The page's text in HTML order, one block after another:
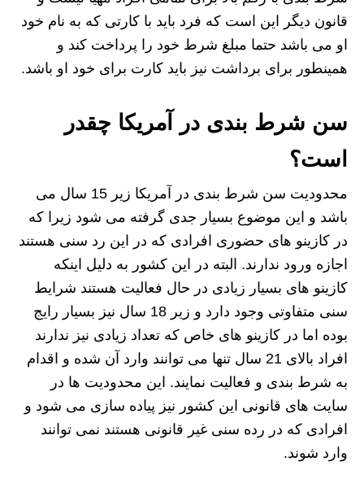
قانون دیگر این است که فرد باید با کارتی که به نام خود
او می باشد حتما مبلغ شرط خود را پرداخت کند و
همینطور برای برداشت نیز باید کارت برای خود او باشد.
سن شرط بندی در آمریکا چقدر
است؟
محدودیت سن شرط بندی در آمریکا زیر 15 سال می
باشد و این موضوع بسیار جدی گرفته می شود زیرا که
در کازینو های حضوری افرادی که در این رد سنی هستند
اجازه ورود ندارند. البته در این کشور به دلیل اینکه
کازینو های بسیار زیادی در حال فعالیت هستند شرایط
سنی متفاوتی وجود دارد و زیر 18 سال نیز بسیار رایج
بوده اما در کازینو های خاص که تعداد زیادی نیز ندارند
افراد بالای 21 سال تنها می توانند وارد آن شده و اقدام
به شرط بندی و فعالیت نمایند. این محدودیت ها در
سایت های قانونی این کشور نیز پیاده سازی می شود و
افرادی که در رده سنی غیر قانونی هستند نمی توانند
وارد شوند.